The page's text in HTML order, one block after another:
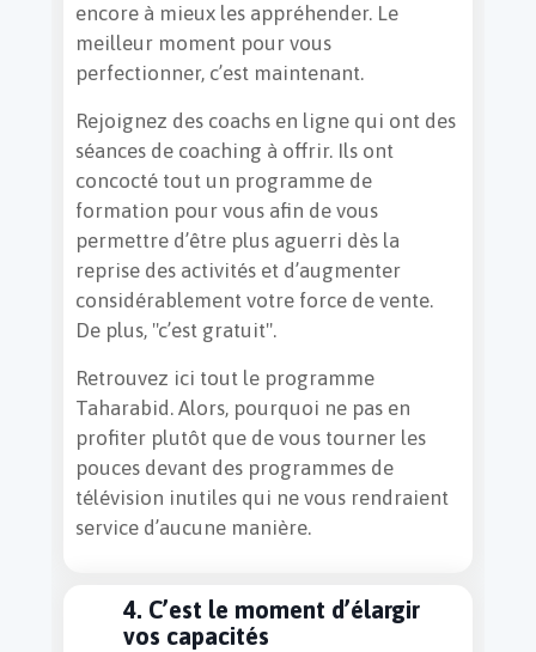
encore à mieux les appréhender. Le
meilleur moment pour vous
perfectionner, c’est maintenant.
Rejoignez des coachs en ligne qui ont des
séances de coaching à offrir. Ils ont
concocté tout un programme de
formation pour vous afin de vous
permettre d’être plus aguerri dès la
reprise des activités et d’augmenter
considérablement votre force de vente.
De plus, "c’est gratuit".
Retrouvez ici tout le programme
Taharabid. Alors, pourquoi ne pas en
profiter plutôt que de vous tourner les
pouces devant des programmes de
télévision inutiles qui ne vous rendraient
service d’aucune manière.
4. C’est le moment d’élargir
vos capacités